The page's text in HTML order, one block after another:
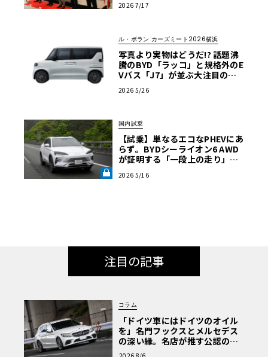
2026 7/17
ル・ボラン カーズミート2026横浜
写真より実物はどうだ!? 話題沸
騰のBYD「ラッコ」と規格外のE
Vバス「J7」が並ぶ大注目のブ
ミート2026横浜】
2026 5/26
国内試乗
【試乗】単なるエコなPHEVにあ
らず。BYDシーライオン6 AWD
が証明する「一段上の走り」と
2026 5/16
注目の記事
コラム
「ドイツ車にはドイツのオイル
を」名門フックスとメルセデス
の深い縁。名店が推す公認の安
心と、Cクラスで味わうシルキー